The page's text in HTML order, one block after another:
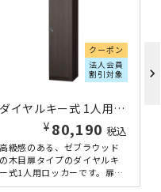
クーポン
法人会員
割引対象
ダイヤルキー式 1人用木目扉ロッカー W450×D515×H1800 ダークブラウン
¥ 80,190 税込
高級感のある、ゼブラウッド
の木目扉タイプのダイヤルキ
ー式1人用ロッカーです。扉の
木目シートには、ゼブラウッ
chevron_right